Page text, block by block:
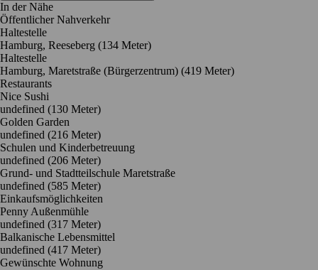
In der Nähe
Öffentlicher Nahverkehr
Haltestelle
Hamburg, Reeseberg (134 Meter)
Haltestelle
Hamburg, Maretstraße (Bürgerzentrum) (419 Meter)
Restaurants
Nice Sushi
undefined (130 Meter)
Golden Garden
undefined (216 Meter)
Schulen und Kinderbetreuung
undefined (206 Meter)
Grund‐ und Stadtteilschule Maretstraße
undefined (585 Meter)
Einkaufsmöglichkeiten
Penny Außenmühle
undefined (317 Meter)
Balkanische Lebensmittel
undefined (417 Meter)
Gewünschte Wohnung